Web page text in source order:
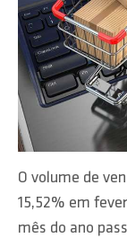
O volume de
15,52% em
mês do ano